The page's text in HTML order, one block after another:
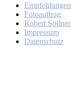
Emp­feh­lun­gen
Fo­to­auf­trag
Ro­bert Söll­ner
Im­pres­sum
Da­ten­schutz